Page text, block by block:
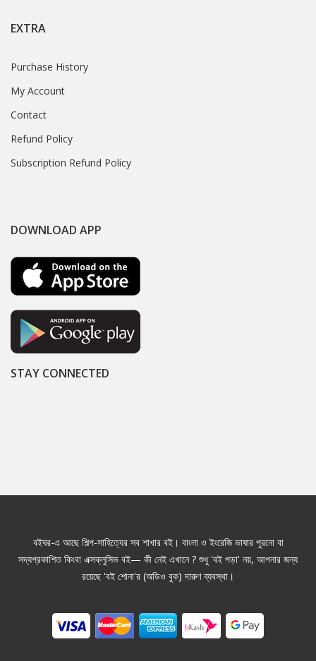
EXTRA
Purchase History
My Account
Contact
Refund Policy
Subscription Refund Policy
DOWNLOAD APP
STAY CONNECTED
বইঘর-এ আছে শিল্প-সাহিত্যের সব শাখার বই। বাংলা ও ইংরেজি ভাষার পুরনো বা
সদ্যপ্রকাশিত কিংবা এক্সক্লুসিভ বই— কী নেই এখানে ? শুধু 'বই পড়া' নয়, আপনার জন্য
রয়েছে 'বই শোনা'র (অডিও বুক) দারুণ ব্যবস্থা।